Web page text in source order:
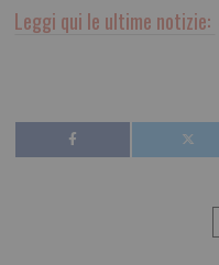
Leggi qui le ultime notizie: